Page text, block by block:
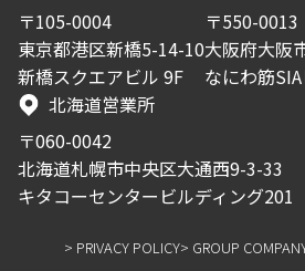
〒105-0004
東京都港区新橋5-14-10
新橋スクエアビル 9F
〒550-0013
大阪府大阪
なにわ筋
北海道営業所
〒060-0042
北海道札幌市中央区大通西9-3-33
キタコーセンタービルディング201
> PRIVACY POLICY> GROUP